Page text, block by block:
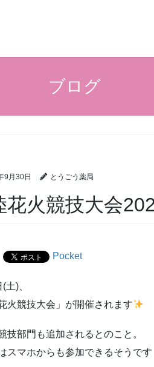
ブログ
9月30日 とうごう薬局
花火競技大会
Pocket
土)、
火競技大会」が開催されます
技部門も追加されるとのこと。
スマホからも参加できるそうです